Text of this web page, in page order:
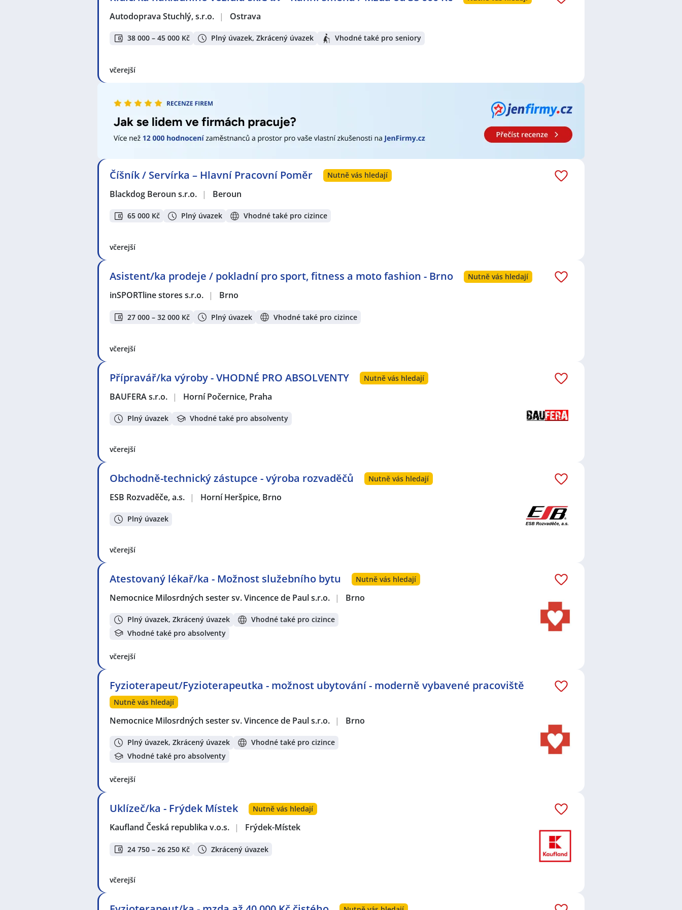
Autodoprava Stuchlý, s.r.o. | Ostrava
38 000 – 45 000 Kč Plný úvazek, Zkrácený úvazek Vhodné také pro seniory
včerejší
Číšník / Servírka – Hlavní Pracovní Poměr Nutně vás hledají
Blackdog Beroun s.r.o. | Beroun
65 000 Kč Plný úvazek Vhodné také pro cizince
včerejší
Asistent/ka prodeje / pokladní pro sport, fitness a moto fashion - Brno Nutně vás hledají
inSPORTline stores s.r.o. | Brno
27 000 – 32 000 Kč Plný úvazek Vhodné také pro cizince
včerejší
Přípravář/ka výroby - VHODNÉ PRO ABSOLVENTY Nutně vás hledají
BAUFERA s.r.o. | Horní Počernice, Praha
Plný úvazek Vhodné také pro absolventy
včerejší
Obchodně-technický zástupce - výroba rozvaděčů Nutně vás hledají
ESB Rozvaděče, a.s. | Horní Heršpice, Brno
Plný úvazek
včerejší
Atestovaný lékař/ka - Možnost služebního bytu Nutně vás hledají
Nemocnice Milosrdných sester sv. Vincence de Paul s.r.o. | Brno
Plný úvazek, Zkrácený úvazek
Vhodné také pro cizince
Vhodné také pro absolventy
včerejší
Fyzioterapeut/Fyzioterapeutka - možnost ubytování - moderně vybavené pracoviště
Nutně vás hledají
Nemocnice Milosrdných sester sv. Vincence de Paul s.r.o. | Brno
Plný úvazek, Zkrácený úvazek
Vhodné také pro cizince
Vhodné také pro absolventy
včerejší
Uklízeč/ka - Frýdek Místek Nutně vás hledají
Kaufland Česká republika v.o.s. | Frýdek-Místek
24 750 – 26 250 Kč Zkrácený úvazek
včerejší